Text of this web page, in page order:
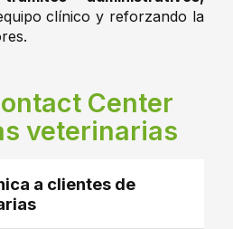
clínico y reforzando la
Center
veterinarias
a clientes de